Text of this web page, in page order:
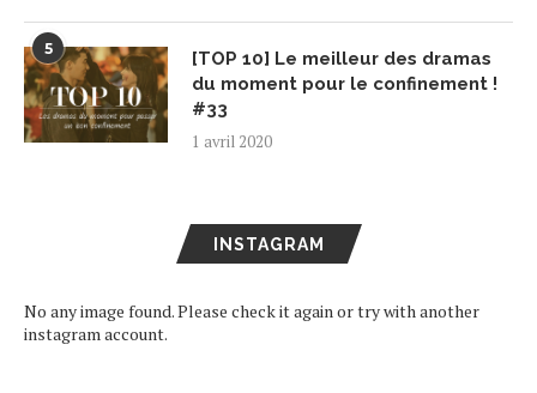
5
[TOP 10] Le meilleur des dramas
du moment pour le confinement !
#33
1 avril 2020
INSTAGRAM
No any image found. Please check it again or try with another
instagram account.